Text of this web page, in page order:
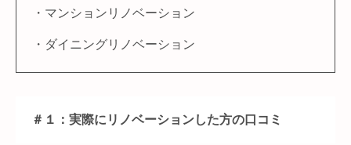
・マンションリノベーション
・ダイニングリノベーション
＃１：実際にリノベーションした方の口コミ